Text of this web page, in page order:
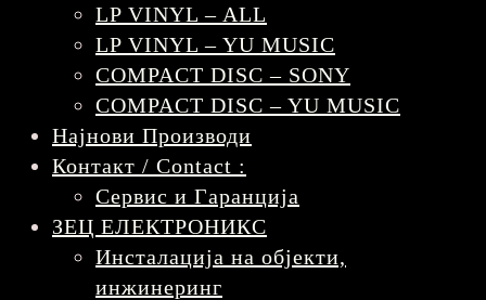
LP VINYL – ALL
LP VINYL – YU MUSIC
COMPACT DISC – SONY
COMPACT DISC – YU MUSIC
Најнови Производи
Контакт / Contact :
Сервис и Гаранција
ЗЕЦ ЕЛЕКТРОНИКС
Инсталација на објекти,
инжинеринг